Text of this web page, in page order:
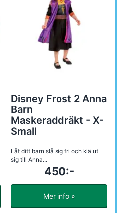
Disney Frost 2 Anna
Barn
Maskeraddräkt - X-
Small
Låt ditt barn slå sig fri och klä ut
sig till Anna...
450:-
Mer info »